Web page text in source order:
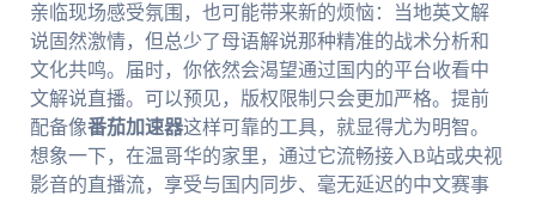
亲临现场感受氛围，也可能带来新的烦恼：当地英文解
说固然激情，但总少了母语解说那种精准的战术分析和
文化共鸣。届时，你依然会渴望通过国内的平台收看中
文解说直播。可以预见，版权限制只会更加严格。提前
配备像番茄加速器这样可靠的工具，就显得尤为明智。
想象一下，在温哥华的家里，通过它流畅接入B站或央视
影音的直播流，享受与国内同步、毫无延迟的中文赛事